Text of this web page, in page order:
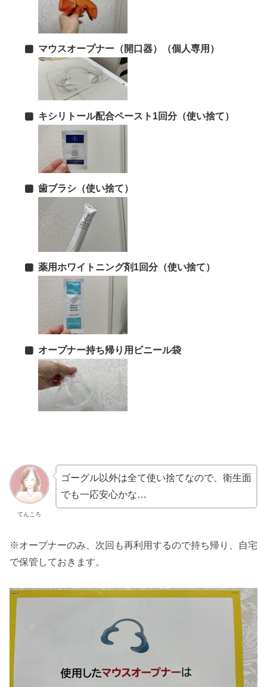
マウスオープナー（開口器）（個人専用）
キシリトール配合ペースト1回分（使い捨て）
歯ブラシ（使い捨て）
薬用ホワイトニング剤1回分（使い捨て）
オープナー持ち帰り用ビニール袋
てんころ
ゴーグル以外は全て使い捨てなので、衛生面
でも一応安心かな…
※オープナーのみ、次回も再利用するので持ち帰り、自宅
で保管しておきます。